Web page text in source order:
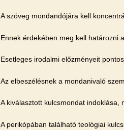
A szöveg mondandójára kell
Ennek érdekében meg kell határozni
Esetleges irodalmi előzményeit
Az elbeszélésnek a mondanivaló
A kiválasztott kulcsmondat indoklása,
A perikópában található teológiai